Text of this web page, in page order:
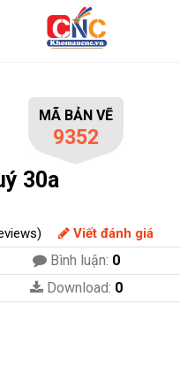
MÃ BẢN VẼ
9352
30a
Viết đánh giá
Bình luận: 0
Download: 0